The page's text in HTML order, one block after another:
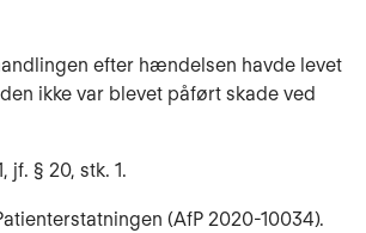
efter hændelsen havde levet
ikke var blevet påført skade ved
jf. § 20, stk. 1.
(AfP 2020-10034).